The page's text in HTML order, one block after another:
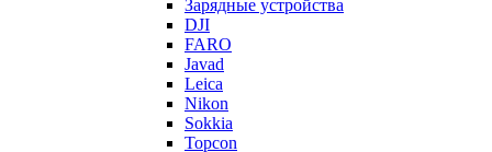
Зарядные устройства
DJI
FARO
Javad
Leica
Nikon
Sokkia
Topcon